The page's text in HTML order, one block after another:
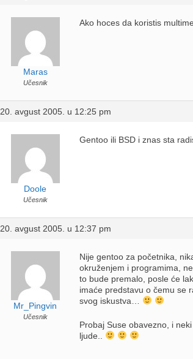
Maras
Učesnik
Ako hoces da koristis
20. avgust 2005. u 12:25 pm
Doole
Učesnik
Gentoo ili BSD i znas sta
20. avgust 2005. u 12:37 pm
Mr_Pingvin
Učesnik
Nije gentoo za početnika,
okruženjem i programima,
to bude premalo, posle će
imaće predstavu o čemu se
svog iskustva…
Probaj Suse obavezno, i
ljude..